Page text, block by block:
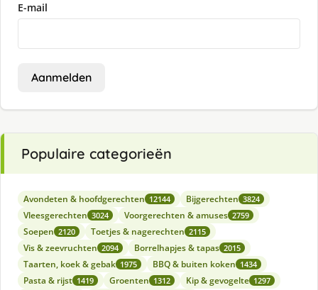
E-mail
Aanmelden
Populaire categorieën
Avondeten & hoofdgerechten 12144 Bijgerechten 3824
Vleesgerechten 3024 Voorgerechten & amuses 2759
Soepen 2120 Toetjes & nagerechten 2115
Vis & zeevruchten 2094 Borrelhapjes & tapas 2015
Taarten, koek & gebak 1975 BBQ & buiten koken 1434
Pasta & rijst 1419 Groenten 1312 Kip & gevogelte 1297